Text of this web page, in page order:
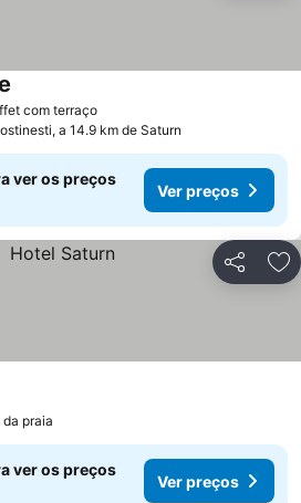
com terraçoVer preços
a 14.9 km de Saturn
ver os preços
Ver preços
Partilhar
praia
ver os preços
Ver preços